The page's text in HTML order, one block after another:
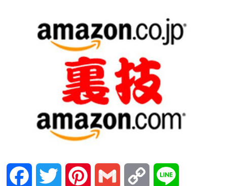
Facebook Twitter Pinterest Gmail Copy